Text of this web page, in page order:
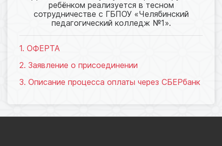
ребёнком реализуется в тесном
сотрудничестве с ГБПОУ «Челябинский
педагогический колледж №1».
1. ОФЕРТА
2. Заявление о присоединении
3. Описание процесса оплаты через СБЕРбанк